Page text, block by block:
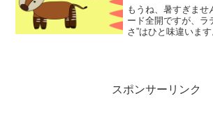
もうね、暑すぎませ
ード全開ですが、ラ
さ”はひと味違いま
スポンサーリンク